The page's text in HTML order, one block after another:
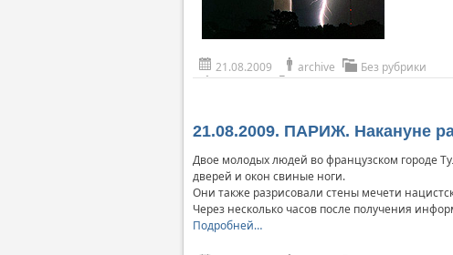
21.08.2009 archive Без рубрики
21.08.2009. ПАРИЖ. Накануне
Двое молодых людей во французском городе
дверей и окон свиные ноги.
Они также разрисовали стены мечети
Через несколько часов после получения
Подробней…